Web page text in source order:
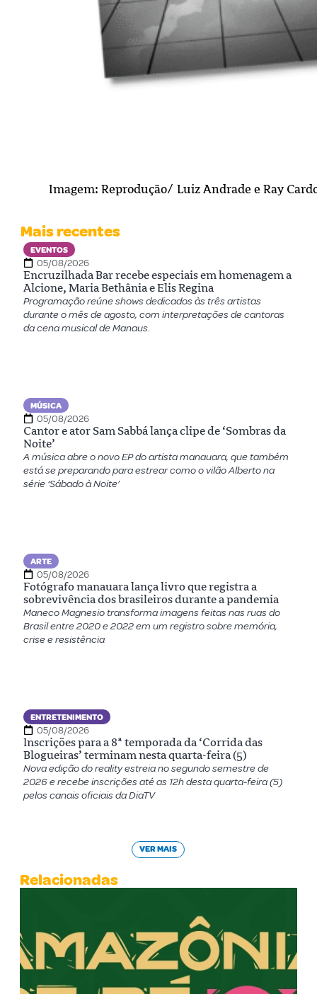
Imagem: Reprodução/ Luiz Andrade e Ray
Mais recentes
EVENTOS
05/08/2026
Encruzilhada Bar recebe especiais em homenagem a
Alcione, Maria Bethânia e Elis Regina
Programação reúne shows dedicados às três artistas
durante o mês de agosto, com interpretações de cantoras
da cena musical de Manaus.
MÚSICA
05/08/2026
Cantor e ator Sam Sabbá lança clipe de ‘Sombras da
Noite’
A música abre o novo EP do artista manauara, que também
está se preparando para estrear como o vilão Alberto na
série ‘Sábado à Noite’
ARTE
05/08/2026
Fotógrafo manauara lança livro que registra a
sobrevivência dos brasileiros durante a pandemia
Maneco Magnesio transforma imagens feitas nas ruas do
Brasil entre 2020 e 2022 em um registro sobre memória,
crise e resistência
ENTRETENIMENTO
05/08/2026
Inscrições para a 8ª temporada da ‘Corrida das
Blogueiras’ terminam nesta quarta-feira (5)
Nova edição do reality estreia no segundo semestre de
2026 e recebe inscrições até as 12h desta quarta-feira (5)
pelos canais oficiais da DiaTV
VER MAIS
Relacionadas